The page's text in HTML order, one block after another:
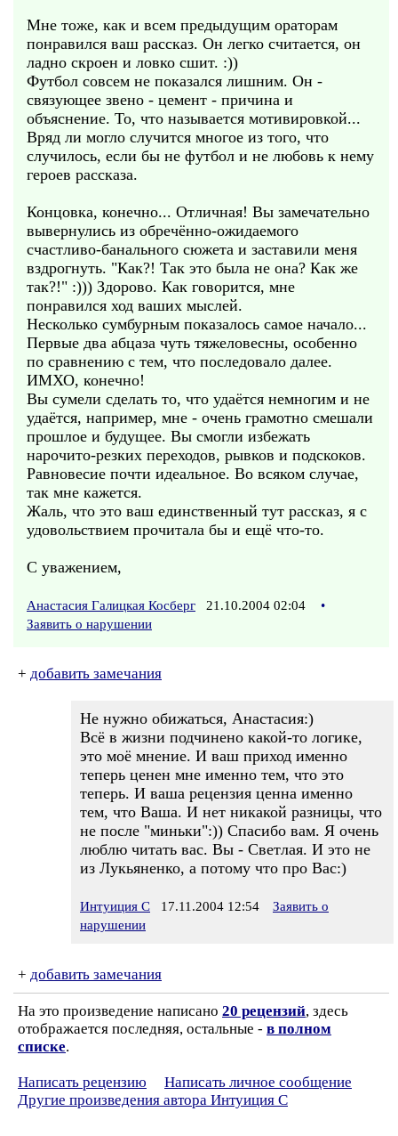
Мне тоже, как и всем предыдущим ораторам
понравился ваш рассказ. Он легко считается, он
ладно скроен и ловко сшит. :))
Футбол совсем не показался лишним. Он -
связующее звено - цемент - причина и
объяснение. То, что называется мотивировкой...
Вряд ли могло случится многое из того, что
случилось, если бы не футбол и не любовь к нему
героев рассказа.
Концовка, конечно... Отличная! Вы замечательно
вывернулись из обречённо-ожидаемого
счастливо-банального сюжета и заставили меня
вздрогнуть. "Как?! Так это была не она? Как же
так?!" :))) Здорово. Как говорится, мне
понравился ход ваших мыслей.
Несколько сумбурным показалось самое начало...
Первые два абцаза чуть тяжеловесны, особенно
по сравнению с тем, что последовало далее.
ИМХО, конечно!
Вы сумели сделать то, что удаётся немногим и не
удаётся, например, мне - очень грамотно смешали
прошлое и будущее. Вы смогли избежать
нарочито-резких переходов, рывков и подскоков.
Равновесие почти идеальное. Во всяком случае,
так мне кажется.
Жаль, что это ваш единственный тут рассказ, я с
удовольствием прочитала бы и ещё что-то.
С уважением,
Анастасия Галицкая Косберг 21.10.2004 02:04
•
Заявить о нарушении
+ добавить замечания
Не нужно обижаться, Анастасия:)
Всё в жизни подчинено какой-то логике,
это моё мнение. И ваш приход именно
теперь ценен мне именно тем, что это
теперь. И ваша рецензия ценна именно
тем, что Ваша. И нет никакой разницы, что
не после "миньки":)) Спасибо вам. Я очень
люблю читать вас. Вы - Светлая. И это не
из Лукьяненко, а потому что про Вас:)
Интуиция С 17.11.2004 12:54
Заявить о
нарушении
+ добавить замечания
На это произведение написано 20 рецензий, здесь
отображается последняя, остальные - в полном
списке.
Написать рецензию
Написать личное сообщение
Другие произведения автора Интуиция С